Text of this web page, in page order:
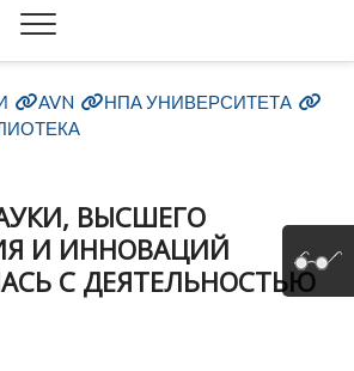
AVN
НПА УНИВЕРСИТЕТА
ВЫСШЕГО
И ИННОВАЦИЙ
С ДЕЯТЕЛЬНОСТЬЮ